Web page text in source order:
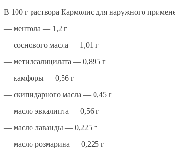
В 100 г раствора Кармолис для наружного
— ментола — 1,2 г
— соснового масла — 1,01 г
— метилсалицилата — 0,895 г
— камфоры — 0,56 г
— скипидарного масла — 0,45 г
— масло эвкалипта — 0,56 г
— масло лаванды — 0,225 г
— масло розмарина — 0,225 г